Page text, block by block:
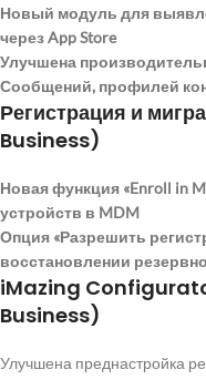
Новый модуль для
через App Store
Улучшена
Сообщений, профилей
Регистрация и
Business)
Новая функция «Enroll in
устройств в MDM
Опция «Разрешить
восстановлении
iMazing
Business)
Улучшена преднастройка